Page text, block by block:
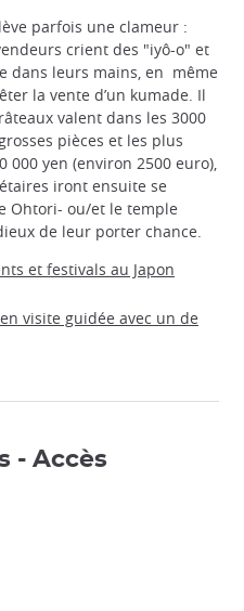
parfois une clameur :
crient des "iyô-o" et
dans leurs mains, en même
la vente d’un kumade. Il
valent dans les 3000
pièces et les plus
000 yen (environ 2500 euro),
iront ensuite se
Ohtori- ou/et le temple
de leur porter chance.
et festivals au Japon
visite guidée avec un de
- Accès